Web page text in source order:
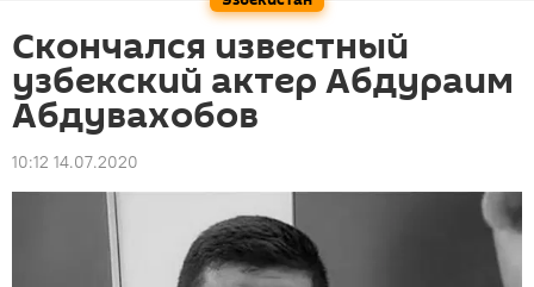
Скончался известный
узбекский актер Абдураим
Абдувахобов
10:12 14.07.2020